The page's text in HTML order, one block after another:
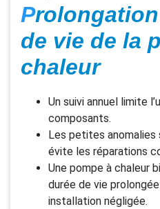
P
de vie de la
chaleur
Un suivi annuel limite
composants.
Les petites
évite les réparations
Une pompe à chaleur
durée de vie
installation négligée.